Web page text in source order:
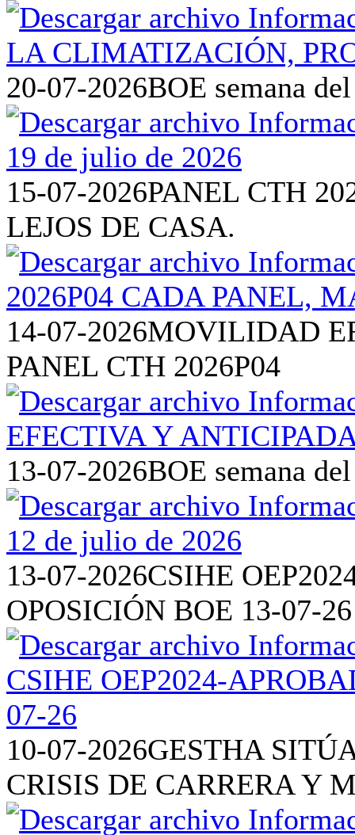
20-07-2026BOE semana
15-07-2026PANEL CTH
LEJOS DE CASA.
14-07-2026MOVILIDAD
PANEL CTH 2026P04
13-07-2026BOE semana
13-07-2026CSIHE
OPOSICIÓN BOE 13-07-26
10-07-2026GESTHA
CRISIS DE CARRERA Y